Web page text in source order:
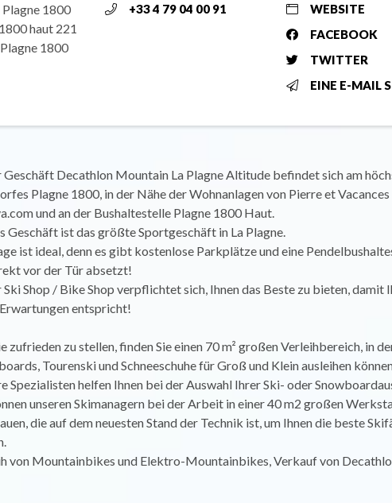
1800
haut 221
1800
+33 4 79 04 00 91
WEBSITE
FACEBOOK
TWITTER
EINE E-MAIL
Geschäft Decathlon Mountain La Plagne Altitude befindet sich am
Plagne 1800, in der Nähe der Wohnanlagen von Pierre et Vacances
und an der Bushaltestelle Plagne 1800 Haut.
Geschäft ist das größte Sportgeschäft in La Plagne.
ist ideal, denn es gibt kostenlose Parkplätze und eine
vor der Tür absetzt!
Ski Shop / Bike Shop verpflichtet sich, Ihnen das Beste zu bieten, damit
entspricht!
zufrieden zu stellen, finden Sie einen 70 m² großen Verleihbereich, in
Tourenski und Schneeschuhe für Groß und Klein ausleihen
Spezialisten helfen Ihnen bei der Auswahl Ihrer Ski- oder
unseren Skimanagern bei der Arbeit in einer 40 m2 großen
die auf dem neuesten Stand der Technik ist, um Ihnen die beste
von Mountainbikes und Elektro-Mountainbikes, Verkauf von